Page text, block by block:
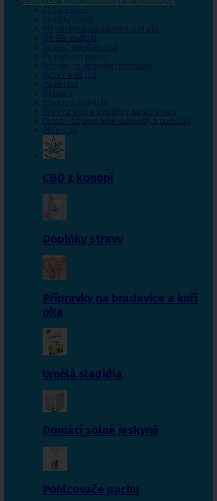
CBD z konopí
Doplňky stravy
Přípravky na bradavice a kuří oka
Umělá sladidla
Domácí solné jeskyně
Pohlcovače pachu
Nádoby na nebezpečný odpad
Pytle na odpad
Hojení ran
Náplasti
Obvazy a obinadla
Buničitá vata a výrobky z buničité vaty
Ostatní zdravotnické materiály a pomůcky
Péče o oči
CBD z konopí
Doplňky stravy
Přípravky na bradavice a kuří
oka
Umělá sladidla
Domácí solné jeskyně
Pohlcovače pachu